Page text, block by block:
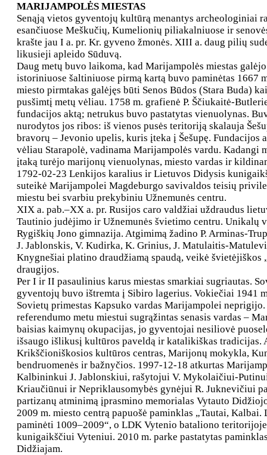
MARIJAMPOLĖS MIESTAS
Senąją vietos gyventojų kultūrą menantys archeologiniai
esančiuose Meškučių, Kumelionių piliakalniuose ir
krašte jau I a. pr. Kr. gyveno žmonės. XIII a. daug pilių
likusieji apleido Sūduvą.
Daug metų buvo laikoma, kad Marijampolės miestas
istoriniuose šaltiniuose pirmą kartą buvo paminėtas 1667
miesto pirmtakas galėjęs būti Senos Būdos (Stara Buda)
pusšimtį metų vėliau. 1758 m. grafienė P. Ščiukaitė-
fundacijos aktą; netrukus buvo pastatytas vienuolynas.
nurodytos jos ribos: iš vienos pusės teritoriją skalauja
bravorų – Jevonio upelis, kuris įteka į Šešupę. Fundacijos
vėliau Starapolė, vadinama Marijampolės vardu. Kadangi
įtaką turėjo marijonų vienuolynas, miesto vardas ir
1792-02-23 Lenkijos karalius ir Lietuvos Didysis
suteikė Marijampolei Magdeburgo savivaldos teisių
miestu bei svarbiu prekybiniu Užnemunės centru.
XIX a. pab.–XX a. pr. Rusijos caro valdžiai uždraudus
Tautinio judėjimo ir Užnemunės švietimo centru. Unikalų
Rygiškių Jono gimnazija. Atgimimą žadino P. Arminas-
J. Jablonskis, V. Kudirka, K. Grinius, J. Matulaitis-
Knygnešiai platino draudžiamą spaudą, veikė švietėjiškos
draugijos.
Per I ir II pasaulinius karus miestas smarkiai sugriautas.
gyventojų buvo ištremta į Sibiro lagerius. Vokiečiai 1941
Sovietų primestas Kapsuko vardas Marijampolei
referendumo metu miestui sugrąžintas senasis vardas –
baisias kaimynų okupacijas, jo gyventojai nesiliovė
išsaugo išlikusį kultūros paveldą ir katalikiškas
Krikščioniškosios kultūros centras, Marijonų mokykla,
bendruomenės ir bažnyčios. 1997-12-18 atkurtas
Kalbininkui J. Jablonskiui, rašytojui V. Mykolaičiui-
Kriaučiūnui ir Nepriklausomybės gynėjui R. Juknevičiui
partizanų atminimą įprasmino memorialas Vytauto
2009 m. miesto centrą papuošė paminklas „Tautai,
paminėti 1009–2009“, o LDK Vytenio bataliono
kunigaikščiui Vyteniui. 2010 m. parke pastatytas
Didžiajam.